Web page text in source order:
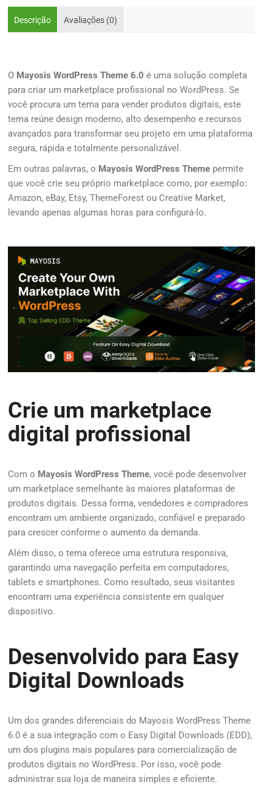
Descrição Avaliações (0)
O Mayosis WordPress Theme 6.0é uma solução completa
para criar um marketplace profissional no WordPress. Se
você procura um tema para vender produtos digitais, este
tema reúne design moderno, alto desempenho e recursos
avançados para transformar seu projeto em uma plataforma
segura, rápida e totalmente personalizável.
Em outras palavras, o Mayosis WordPress Theme permite
que você crie seu próprio marketplace como, por exemplo:
Amazon, eBay, Etsy, ThemeForest ou Creative Market,
levando apenas algumas horas para configurá-lo.
Crie um marketplace
digital profissional
Com o Mayosis WordPress Theme, você pode desenvolver
um marketplace semelhante às maiores plataformas de
produtos digitais. Dessa forma, vendedores e compradores
encontram um ambiente organizado, confiável e preparado
para crescer conforme o aumento da demanda.
Além disso, o tema oferece uma estrutura responsiva,
garantindo uma navegação perfeita em computadores,
tablets e smartphones. Como resultado, seus visitantes
encontram uma experiência consistente em qualquer
dispositivo.
Desenvolvido para Easy
Digital Downloads
Um dos grandes diferenciais do Mayosis WordPress Theme
6.0 é a sua integração com o Easy Digital Downloads (EDD),
um dos plugins mais populares para comercialização de
produtos digitais no WordPress. Por isso, você pode
administrar sua loja de maneira simples e eficiente.